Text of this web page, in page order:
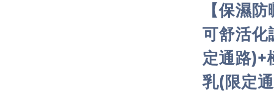
【保濕
可舒活化
定通路)+
乳(限定